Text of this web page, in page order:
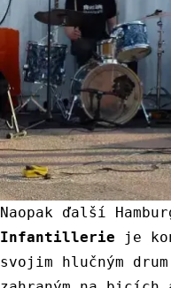
Naopak ďalší
Infantillerie
je
svojim
hlučným drum